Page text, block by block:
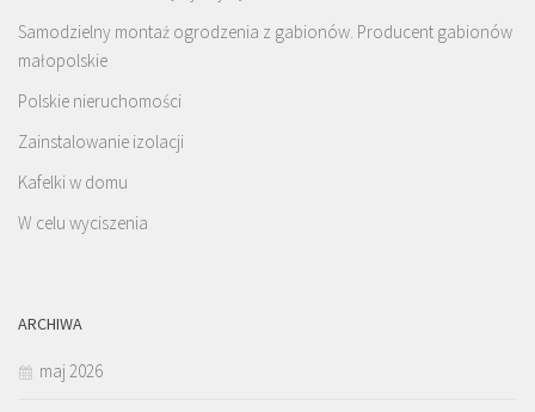
Samodzielny montaż ogrodzenia z gabionów. Producent gabionów
małopolskie
Polskie nieruchomości
Zainstalowanie izolacji
Kafelki w domu
W celu wyciszenia
ARCHIWA
maj 2026